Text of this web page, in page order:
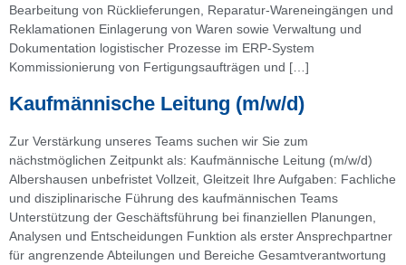
Bearbeitung von Rücklieferungen, Reparatur-Wareneingängen und
Reklamationen Einlagerung von Waren sowie Verwaltung und
Dokumentation logistischer Prozesse im ERP-System
Kommissionierung von Fertigungsaufträgen und […]
Kaufmännische Leitung (m/w/d)
Zur Verstärkung unseres Teams suchen wir Sie zum
nächstmöglichen Zeitpunkt als: Kaufmännische Leitung (m/w/d)
Albershausen unbefristet Vollzeit, Gleitzeit Ihre Aufgaben: Fachliche
und disziplinarische Führung des kaufmännischen Teams
Unterstützung der Geschäftsführung bei finanziellen Planungen,
Analysen und Entscheidungen Funktion als erster Ansprechpartner
für angrenzende Abteilungen und Bereiche Gesamtverantwortung